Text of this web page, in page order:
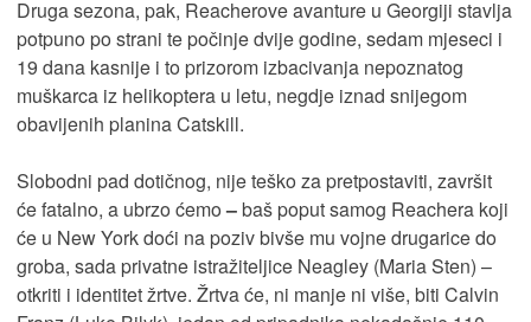
Druga sezona, pak, Reacherove avanture u Georgiji stavlja
potpuno po strani te počinje dvije godine, sedam mjeseci i
19 dana kasnije i to prizorom izbacivanja nepoznatog
muškarca iz helikoptera u letu, negdje iznad snijegom
obavijenih planina Catskill.
Slobodni pad dotičnog, nije teško za pretpostaviti, završit
će fatalno, a ubrzo ćemo–baš poput samog Reachera koji
će u New York doći na poziv bivše mu vojne drugarice do
groba, sada privatne istražiteljice Neagley (Maria Sten) –
otkriti i identitet žrtve. Žrtva će, ni manje ni više, biti Calvin